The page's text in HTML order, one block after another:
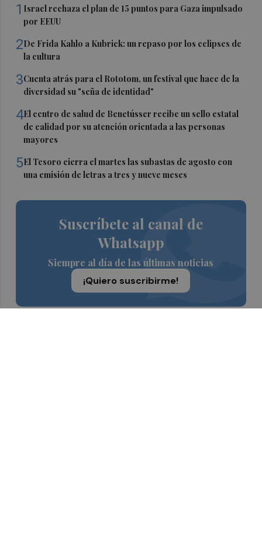
1 Israel rechaza el plan de 15 puntos para Gaza impulsado
por EEUU
2De Frida Kahlo a Kubrick: un repaso por los eclipses de
la cultura
3Cuenta atrás para el Rototom, un festival que hace de la
diversidad su "seña de identidad"
4El centro de salud de Benetússer recibe un sello estatal
de calidad por su atención orientada a las personas
mayores
5El Tesoro cierra el martes las subastas de agosto con
una emisión de letras a tres y nueve meses
Suscríbete al canal de
Whatsapp
Siempre al día de las últimas noticias
¡Quiero suscribirme!